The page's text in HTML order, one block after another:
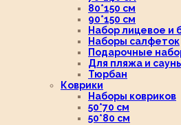
80*150 см
90*150 см
Набор лицевое и
Наборы салфеток
Подарочные
Для пляжа и
Тюрбан
Коврики
Наборы ковриков
50*70 см
50*80 см